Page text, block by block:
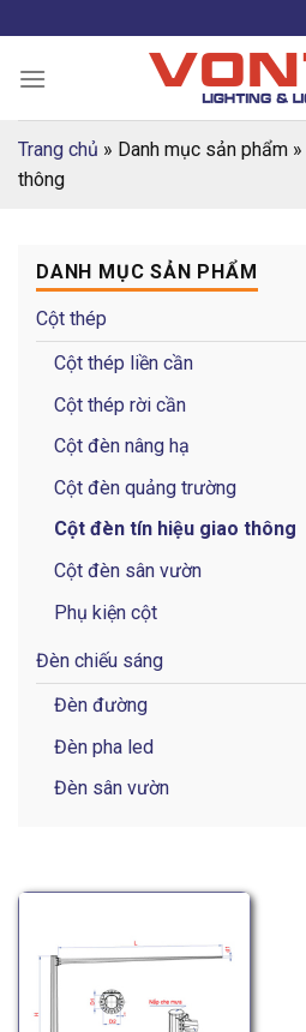
to
content
Trang chủ » Danh mục sản phẩm »
thông
DANH MỤC SẢN PHẨM
Cột thép
Cột thép liền cần
Cột thép rời cần
Cột đèn nâng hạ
Cột đèn quảng trường
Cột đèn tín hiệu giao thông
Cột đèn sân vườn
Phụ kiện cột
Đèn chiếu sáng
Đèn đường
Đèn pha led
Đèn sân vườn